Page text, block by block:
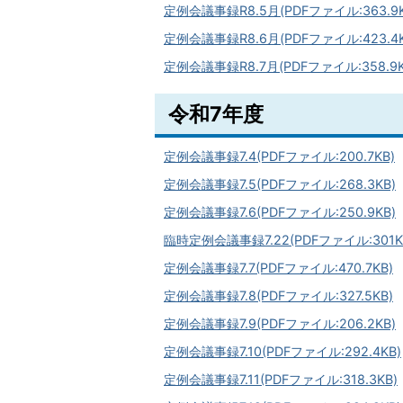
定例会議事録R8.5月(PDFファイル
定例会議事録R8.6月(PDFファイル
定例会議事録R8.7月(PDFファイル
令和7年度
定例会議事録7.4(PDFファイル:200.7KB)
定例会議事録7.5(PDFファイル:268.3KB)
定例会議事録7.6(PDFファイル:250.9KB)
臨時定例会議事録7.22(PDFファイル
定例会議事録7.7(PDFファイル:470.7KB)
定例会議事録7.8(PDFファイル:327.5KB)
定例会議事録7.9(PDFファイル:206.2KB)
定例会議事録7.10(PDFファイル:292.4KB)
定例会議事録7.11(PDFファイル:318.3KB)